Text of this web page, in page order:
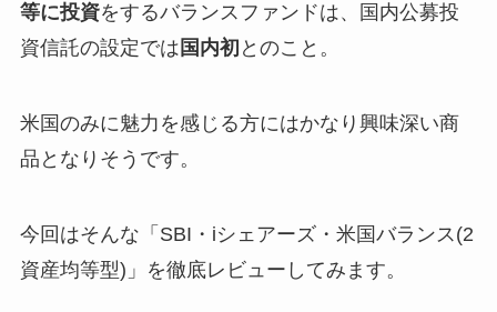
等に投資をするバランスファンドは、国内公募投
資信託の設定では 国内初 とのこと。
米国のみに魅力を感じる方にはかなり興味深い商
品となりそうです。
今回はそんな「SBI・iシェアーズ・米国バランス(2
資産均等型)」を徹底レビューしてみます。